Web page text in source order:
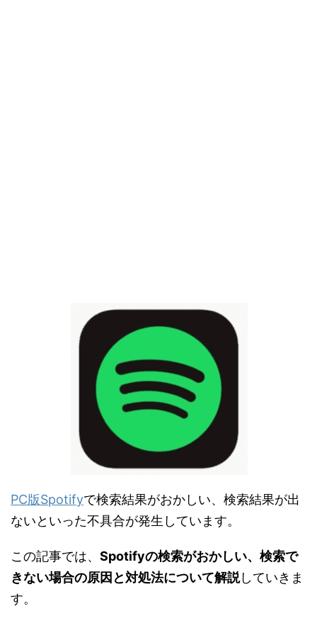
PC版Spotifyで検索結果がおかしい、検索結果が出
ないといった不具合が発生しています。
この記事では、 Spotifyの検索がおかしい、検索で
きない場合の原因と対処法について解説していきま
す。